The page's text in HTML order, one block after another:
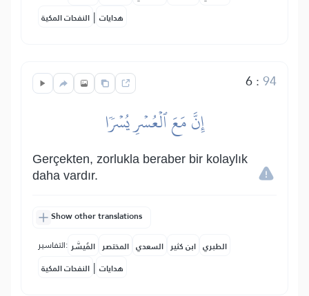
النفحات المكية | هدايات
6:94
إِنَّ مَعَ ٱلۡعُسۡرِ يُسۡرٗا
Gerçekten, zorlukla beraber bir kolaylık
daha vardır.
Show other translations
التفاسير: المُيسَّر المختصر السعدي ابن كثير الطبري
النفحات المكية | هدايات